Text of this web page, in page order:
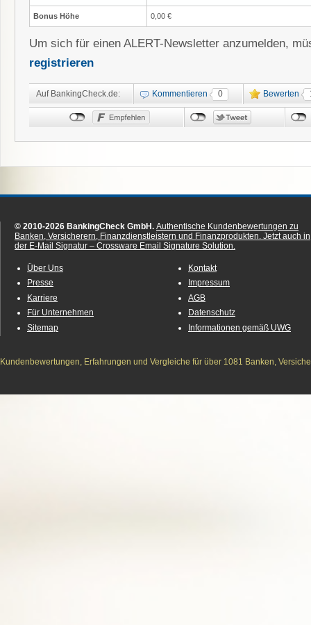
Bonus Höhe 0,00 €
Um sich für einen ALERT-Newsletter anzumelden,
registrieren
Auf BankingCheck.de: Kommentieren 0 Bewerten
© 2010-2026 BankingCheck GmbH. Authentische Kundenbewertungen zu
Banken, Versicherern, Finanzdienstleistern und Finanzprodukten. Jetzt auch in
der E-Mail Signatur – Crossware Email Signature Solution.
Über Uns
Presse
Karriere
Für Unternehmen
Sitemap
Kontakt
Impressum
AGB
Datenschutz
Informationen gemäß UWG
Kundenbewertungen, Erfahrungen und Vergleiche für über 1081 Banken,